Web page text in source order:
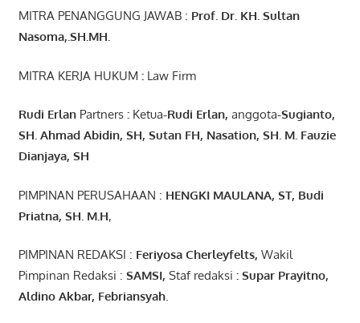
MITRA PENANGGUNG JAWAB : Prof. Dr. KH. Sultan
Nasoma,.SH.MH.
MITRA KERJA HUKUM : Law Firm
Rudi ErlanPartners : Ketua-Rudi Erlan, anggota-Sugianto,
SH. Ahmad Abidin, SH, SutanFH, Nasation, SH. M. Fauzie
Dianjaya, SH
PIMPINAN PERUSAHAAN : HENGKI MAULANA, ST, Budi
Priatna, SH . M.H,
PIMPINAN REDAKSI : Feriyosa Cherleyfelts, Wakil
Pimpinan Redaksi : SAMSI, Staf redaksi : Supar Prayitno,
Aldino Akbar, Febriansyah.